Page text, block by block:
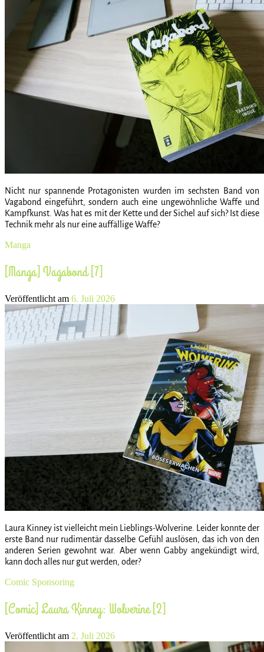
Nicht nur spannende Protagonisten wurden im sechsten Band von
Vagabond eingeführt, sondern auch eine ungewöhnliche Waffe und
Kampfkunst. Was hat es mit der Kette und der Sichel auf sich? Ist diese
Technik mehr als nur eine auffällige Waffe?
Manga
[Manga] Vagabond [7]
Veröffentlicht am 6. Juli 2026
Laura Kinney ist vielleicht mein Lieblings-Wolverine. Leider konnte der
erste Band nur rudimentär dasselbe Gefühl auslösen, das ich von den
anderen Serien gewohnt war. Aber wenn Gabby angekündigt wird,
kann doch alles nur gut werden, oder?
Comic Sponsoring
[Comic] Laura Kinney: Wolverine [2]
Veröffentlicht am 2. Juli 2026